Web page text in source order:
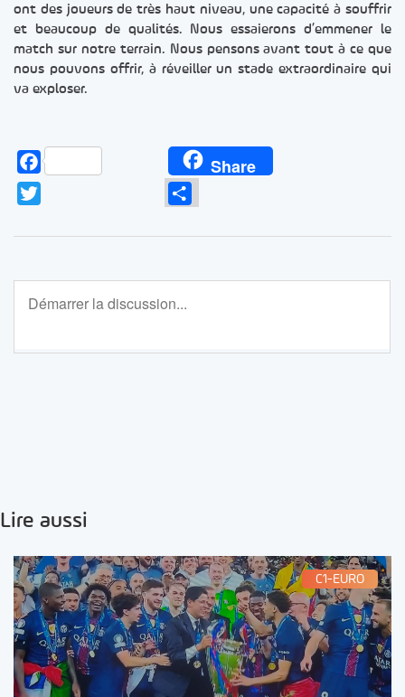
ont des joueurs de très haut niveau, une capacité à souffrir
et beaucoup de qualités. Nous essaierons d’emmener le
match sur notre terrain. Nous pensons avant tout à ce que
nous pouvons offrir, à réveiller un stade extraordinaire qui
va exploser.
Facebook Share
Partager
Lire aussi
C1-EURO